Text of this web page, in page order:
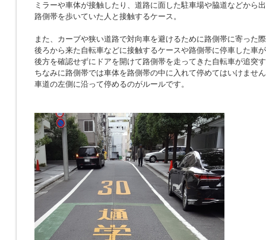
ミラーや車体が接触したり、道路に面した駐車場や脇道などから
路側帯を歩いていた人と接触するケース。
また、カーブや狭い道路で対向車を避けるために路側帯に寄った
後ろから来た自転車などに接触するケースや路側帯に停車した車
後方を確認せずにドアを開けて路側帯を走ってきた自転車が追突
ちなみに路側帯では車体を路側帯の中に入れて停めてはいけませ
車道の左側に沿って停めるのがルールです。